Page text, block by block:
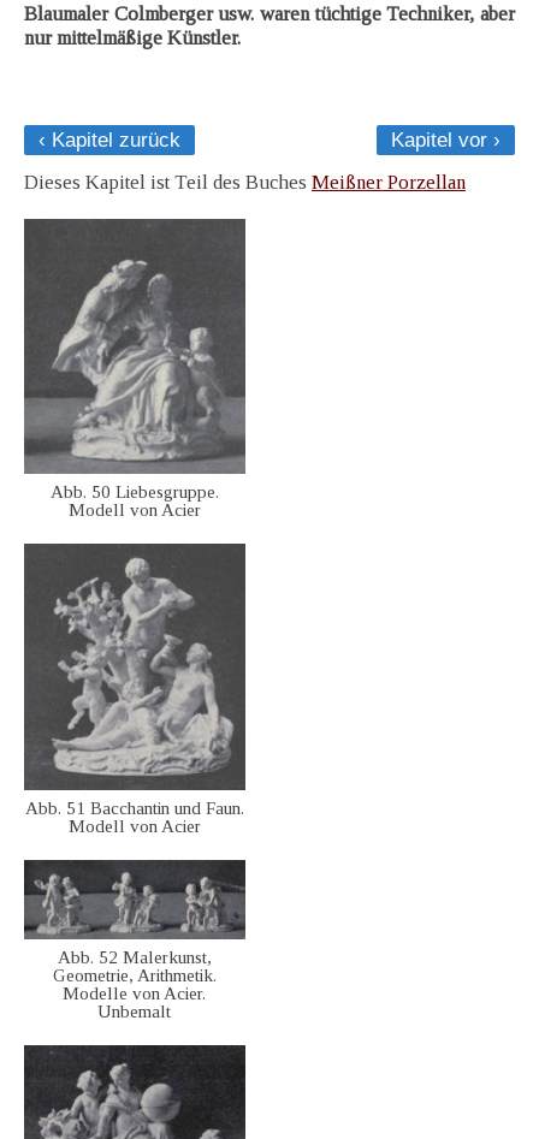
Blaumaler Colmberger usw. waren tüchtige Techniker, aber
nur mittelmäßige Künstler.
‹ Kapitel zurück
Kapitel vor ›
Dieses Kapitel ist Teil des Buches Meißner Porzellan
Abb. 50 Liebesgruppe.
Modell von Acier
Abb. 51 Bacchantin und Faun.
Modell von Acier
Abb. 52 Malerkunst,
Geometrie, Arithmetik.
Modelle von Acier.
Unbemalt